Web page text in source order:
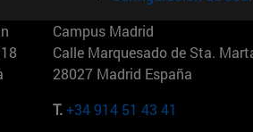
Campus Madrid
Calle Marquesado de Sta.
28027 Madrid España
T.+34 914 51 43 41